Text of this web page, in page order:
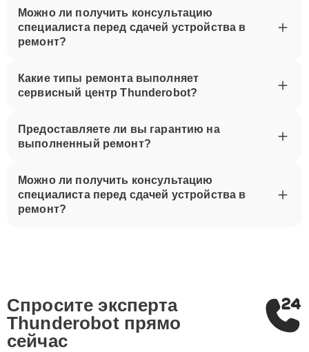
Можно ли получить консультацию
специалиста перед сдачей устройства в
ремонт?
Какие типы ремонта выполняет
сервисный центр Thunderobot?
Предоставляете ли вы гарантию на
выполненный ремонт?
Можно ли получить консультацию
специалиста перед сдачей устройства в
ремонт?
Спросите эксперта
Thunderobot прямо
сейчас